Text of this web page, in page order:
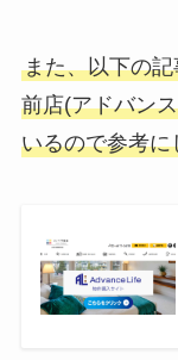
また、以下の
前店(アドバン
いるので参考